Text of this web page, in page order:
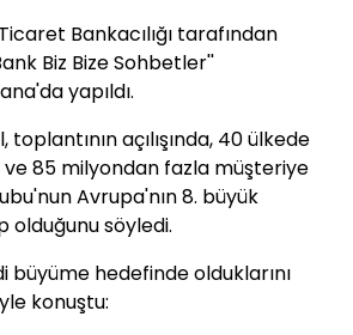
Bankacılığı tarafından
Biz Bize Sohbetler''
yapıldı.
açılışında, 40 ülkede
ve 85 milyondan fazla müşteriye
Avrupa'nın 8. büyük
olduğunu söyledi.
büyüme hedefinde olduklarını
konuştu: